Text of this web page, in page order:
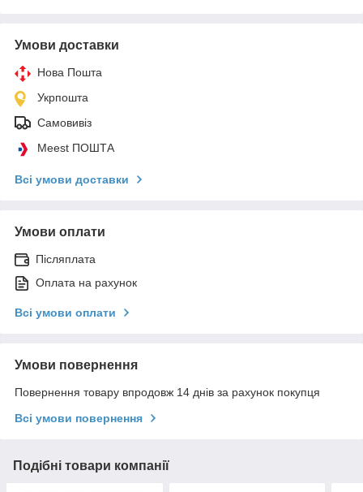
Умови доставки
Нова Пошта
Укрпошта
Самовивіз
Meest ПОШТА
Всі умови доставки
Умови оплати
Післяплата
Оплата на рахунок
Всі умови оплати
Умови повернення
Повернення товару впродовж 14 днів за рахунок покупця
Всі умови повернення
Подібні товари компанії